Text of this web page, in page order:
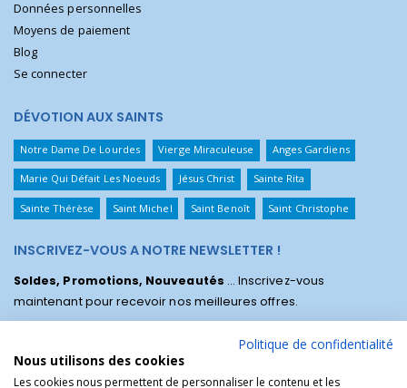
Données personnelles
Moyens de paiement
Blog
Se connecter
DÉVOTION AUX SAINTS
Notre Dame De Lourdes Vierge Miraculeuse Anges Gardiens
Marie Qui Défait Les Noeuds Jésus Christ Sainte Rita
Sainte Thérèse Saint Michel Saint Benoît Saint Christophe
INSCRIVEZ-VOUS A NOTRE NEWSLETTER !
Soldes, Promotions, Nouveautés ... Inscrivez-vous
maintenant pour recevoir nos meilleures offres.
Politique de confidentialité
Nous utilisons des cookies
Les cookies nous permettent de personnaliser le contenu et les